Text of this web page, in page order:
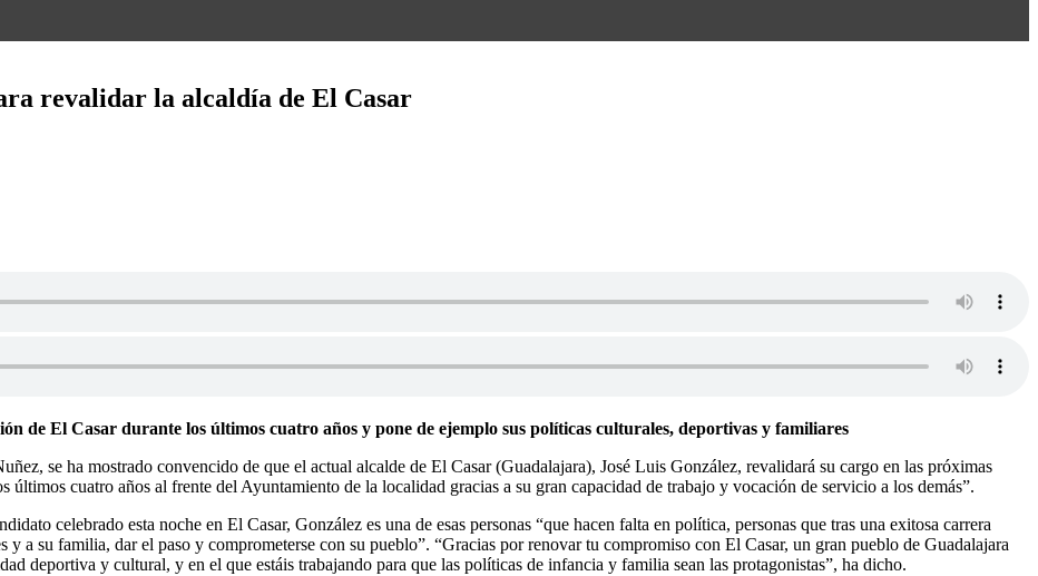
revalidar la alcaldía de El Casar
de El Casar durante los últimos cuatro años y pone de ejemplo sus políticas culturales, deportivas y familiares
se ha mostrado convencido de que el actual alcalde de El Casar (Guadalajara), José Luis González, revalidará su cargo en las próximas
últimos cuatro años al frente del Ayuntamiento de la localidad gracias a su gran capacidad de trabajo y vocación de servicio a los demás”.
celebrado esta noche en El Casar, González es una de esas personas “que hacen falta en política, personas que tras una exitosa carrera
a su familia, dar el paso y comprometerse con su pueblo”. “Gracias por renovar tu compromiso con El Casar, un gran pueblo de Guadalajara
deportiva y cultural, y en el que estáis trabajando para que las políticas de infancia y familia sean las protagonistas”, ha dicho.